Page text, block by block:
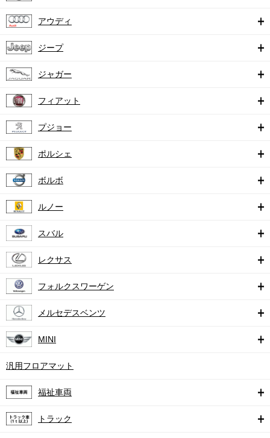
アウディ
ジープ
ジャガー
フィアット
プジョー
ポルシェ
ボルボ
ルノー
スバル
レクサス
フォルクスワーゲン
メルセデスベンツ
MINI
汎用フロアマット
福祉車両
トラック